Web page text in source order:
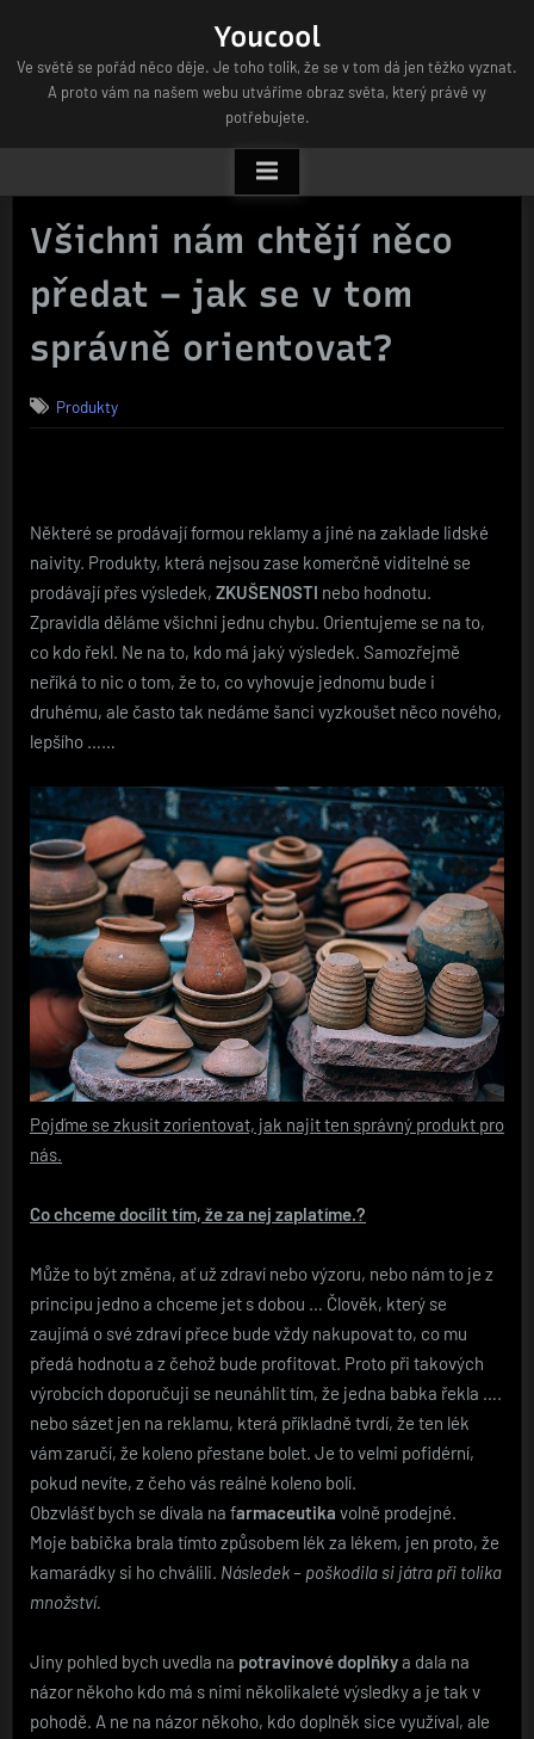
content
Youcool
Ve světě se pořád něco děje. Je toho tolik, že se v tom dá jen těžko vyznat.
A proto vám na našem webu utváříme obraz světa, který právě vy
potřebujete.
Všichni nám chtějí něco
předat – jak se v tom
správně orientovat?
Produkty
Některé se prodávají formou reklamy a jiné na zaklade lidské
naivity. Produkty, která nejsou zase komerčně viditelné se
prodávají přes výsledek, ZKUŠENOSTI nebo hodnotu.
Zpravidla děláme všichni jednu chybu. Orientujeme se na to,
co kdo řekl. Ne na to, kdo má jaký výsledek. Samozřejmě
neříká to nic o tom, že to, co vyhovuje jednomu bude i
druhému, ale často tak nedáme šanci vyzkoušet něco nového,
lepšího ……
Pojďme se zkusit zorientovat, jak najit ten správný produkt pro
nás.
Co chceme docílit tím, že za nej zaplatíme.?
Může to být změna, ať už zdraví nebo výzoru, nebo nám to je z
principu jedno a chceme jet s dobou … Člověk, který se
zaujímá o své zdraví přece bude vždy nakupovat to, co mu
předá hodnotu a z čehož bude profitovat. Proto při takových
výrobcích doporučuji se neunáhlit tím, že jedna babka řekla ….
nebo sázet jen na reklamu, která příkladně tvrdí, že ten lék
vám zaručí, že koleno přestane bolet. Je to velmi pofidérní,
pokud nevíte, z čeho vás reálné koleno bolí.
Obzvlášť bych se dívala na farmaceutika volně prodejné.
Moje babička brala tímto způsobem lék za lékem, jen proto, že
kamarádky si ho chválili. Následek – poškodila si játra při tolika
množství.
Jiny pohled bych uvedla na potravinové doplňkya dala na
názor někoho kdo má s nimi několikaleté výsledky a je tak v
pohodě. A ne na názor někoho, kdo doplněk sice využíval, ale